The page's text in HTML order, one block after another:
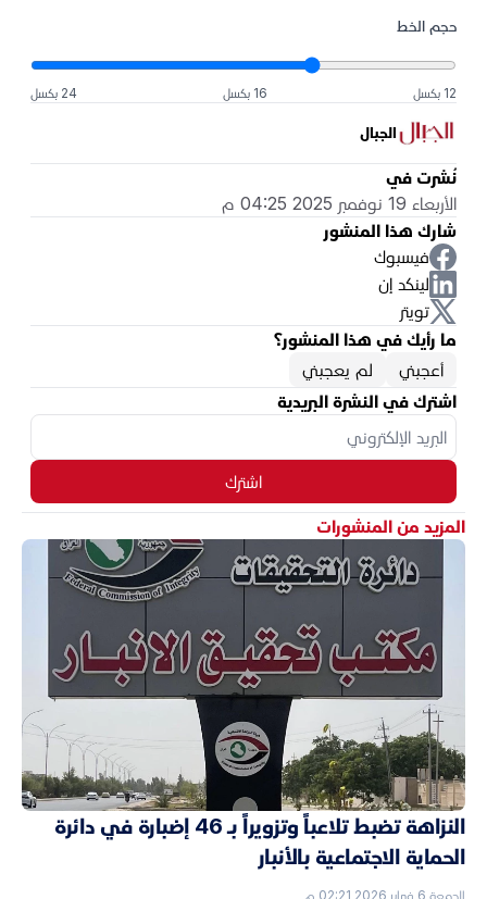
حجم الخط
12 بكسل 16 بكسل 24 بكسل
الجبال
نُشرت في
الأربعاء 19 نوفمبر 2025 04:25 م
شارك هذا المنشور
فيسبوك
لينكد إن
تويتر
ما رأيك في هذا المنشور؟
أعجبني
لم يعجبني
اشترك في النشرة البريدية
اشترك
المزيد من المنشورات
النزاهة تضبط تلاعباً وتزويراً بـ 46 إضبارة في دائرة
الحماية الاجتماعية بالأنبار
الجمعة 6 فبراير 2026 02:21 م